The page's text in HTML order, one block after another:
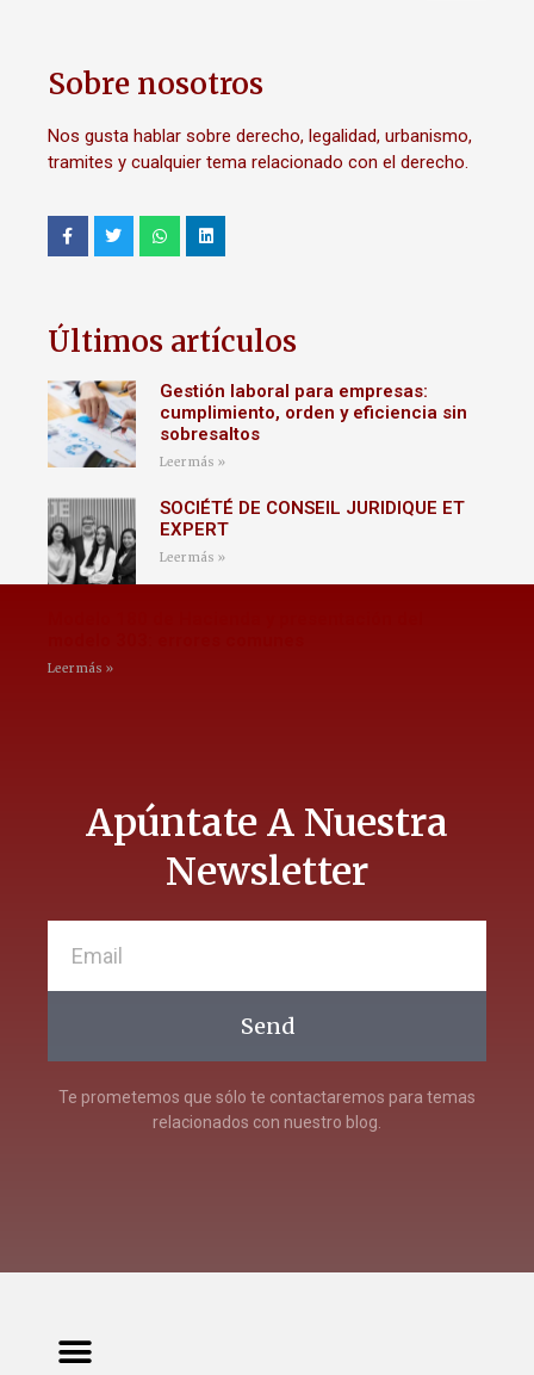
Sobre nosotros
Nos gusta hablar sobre derecho, legalidad, urbanismo,
tramites y cualquier tema relacionado con el derecho.
Últimos artículos
Gestión laboral para empresas:
cumplimiento, orden y eficiencia sin
sobresaltos
Leer más »
SOCIÉTÉ DE CONSEIL JURIDIQUE ET
EXPERT
Leer más »
Leer más »
Apúntate A Nuestra
Newsletter
Send
Te prometemos que sólo te contactaremos para temas
relacionados con nuestro blog.